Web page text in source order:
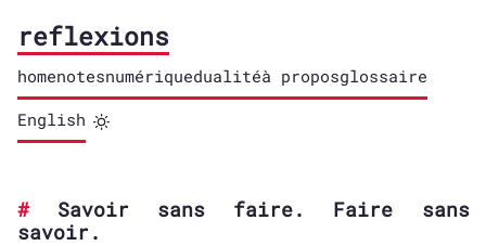
reflexions
homenotesnumériquedualitéà proposglossaire
English
Savoir sans faire. Faire sans
savoir.